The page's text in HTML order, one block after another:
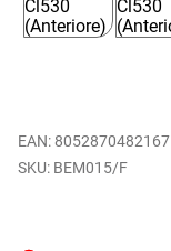
EAN: 8052870482167
BEM015/F